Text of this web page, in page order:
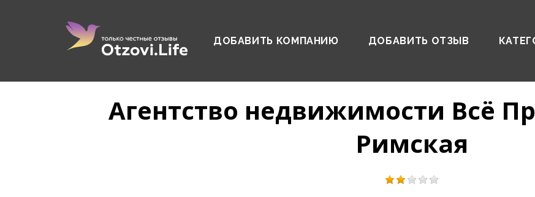
ДОБАВИТЬ КОМПАНИЮ ДОБАВИТЬ ОТЗЫВ
Агентство недвижимости Всё
Римская